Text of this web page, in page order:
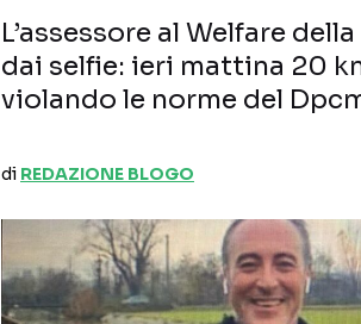
L’assessore al Welfare
dai selfie: ieri mattina 20
violando le norme del
di REDAZIONE BLOGO